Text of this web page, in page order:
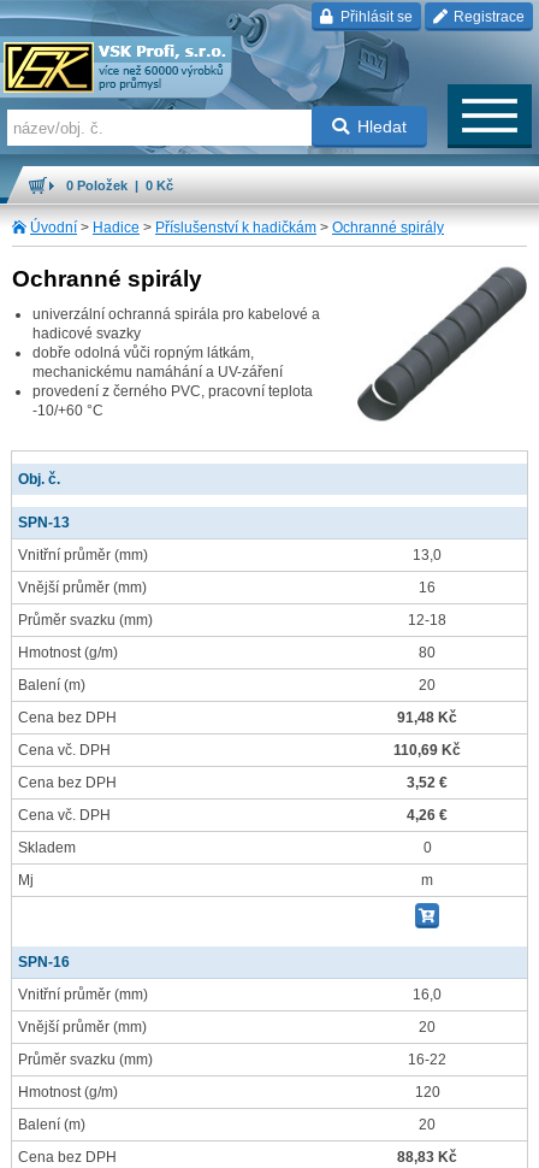
Přihlásit se Registrace
Hledat
0 Položek | 0 Kč
Úvodní > Hadice > Příslušenství k hadičkám > Ochranné spirály
Ochranné spirály
univerzální ochranná spirála pro kabelové a
hadicové svazky
dobře odolná vůči ropným látkám,
mechanickému namáhání a UV-záření
provedení z černého PVC, pracovní teplota
-10/+60 °C
Obj. č.
SPN-13
Vnitřní průměr (mm)
13,0
Vnější průměr (mm)
16
Průměr svazku (mm)
12-18
Hmotnost(g/m)
80
Balení (m)
20
Cena bez DPH
91,48 Kč
Cena vč. DPH
110,69 Kč
Cena bez DPH
3,52 €
Cena vč. DPH
4,26 €
Skladem
0
Mj
m
SPN-16
Vnitřní průměr (mm)
16,0
Vnější průměr (mm)
20
Průměr svazku (mm)
16-22
Hmotnost(g/m)
120
Balení (m)
20
Cena bez DPH
88,83 Kč